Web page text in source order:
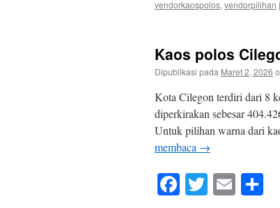
vendorkaospolos,vendorpilihan |
Kaos polos
Dipublikasi pada Maret 2, 2026
Kota Cilegon terdiri dari 8
diperkirakan sebesar
Untuk pilihan warna dari
membaca →
Facebook
Twitter
Email